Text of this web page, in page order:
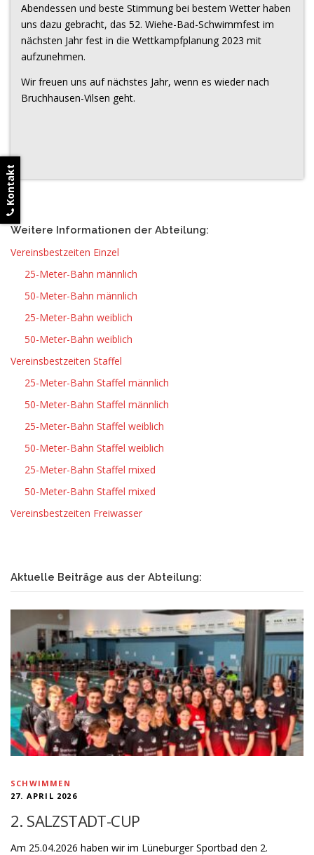
Abendessen und beste Stimmung bei bestem Wetter haben
uns dazu gebracht, das 52. Wiehe-Bad-Schwimmfest im
nächsten Jahr fest in die Wettkampfplanung 2023 mit
aufzunehmen.
Wir freuen uns auf nächstes Jahr, wenn es wieder nach
Bruchhausen-Vilsen geht.
Weitere Informationen der Abteilung:
Vereinsbestzeiten Einzel
25-Meter-Bahn männlich
50-Meter-Bahn männlich
25-Meter-Bahn weiblich
50-Meter-Bahn weiblich
Vereinsbestzeiten Staffel
25-Meter-Bahn Staffel männlich
50-Meter-Bahn Staffel männlich
25-Meter-Bahn Staffel weiblich
50-Meter-Bahn Staffel weiblich
25-Meter-Bahn Staffel mixed
50-Meter-Bahn Staffel mixed
Vereinsbestzeiten Freiwasser
Aktuelle Beiträge aus der Abteilung:
SCHWIMMEN
27. APRIL 2026
2. SALZSTADT-CUP
Am 25.04.2026 haben wir im Lüneburger Sportbad den 2.
Kontakt